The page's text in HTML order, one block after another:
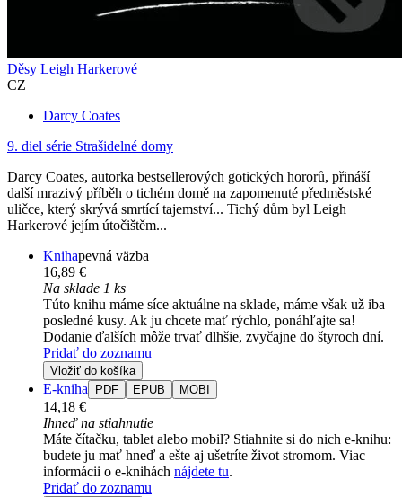
Děsy Leigh Harkerové
CZ
Darcy Coates
9. diel série Strašidelné domy
Darcy Coates, autorka bestsellerových gotických hororů, přináší
další mrazivý příběh o tichém domě na zapomenuté předměstské
uličce, který skrývá smrtící tajemství... Tichý dům byl Leigh
Harkerové jejím útočištěm...
Knihapevná väzba
16,89 €
Na sklade 1 ks
Túto knihu máme síce aktuálne na sklade, máme však už iba
posledné kusy. Ak ju chcete mať rýchlo, ponáhľajte sa!
Dodanie ďalších môže trvať dlhšie, zvyčajne do štyroch dní.
Pridať do zoznamu
Vložiť do košíka
E-kniha PDF EPUB MOBI
14,18 €
Ihneď na stiahnutie
Máte čítačku, tablet alebo mobil? Stiahnite si do nich e-knihu:
budete ju mať hneď a ešte aj ušetríte život stromom. Viac
informácii o e-knihách nájdete tu.
Pridať do zoznamu